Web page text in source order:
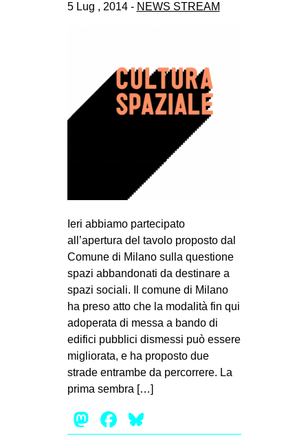
5 Lug , 2014 - NEWS STREAM
Ieri abbiamo partecipato
all’apertura del tavolo proposto dal
Comune di Milano sulla questione
spazi abbandonati da destinare a
spazi sociali. Il comune di Milano
ha preso atto che la modalità fin qui
adoperata di messa a bando di
edifici pubblici dismessi può essere
migliorata, e ha proposto due
strade entrambe da percorrere. La
prima sembra […]
Mastodon
Facebook